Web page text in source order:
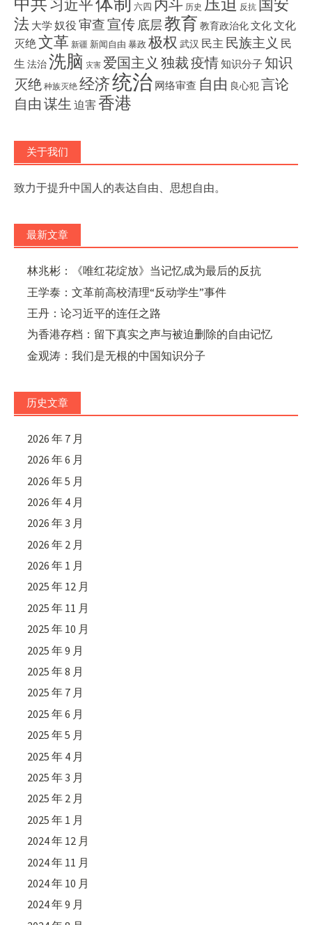
习近平 六四 内斗 历史 反抗 国安
法 大学 奴役 审查宣传底层教育 教育政治化文化文化
灭绝文革 新疆 新闻自由 暴政 极权 武汉 民主 民族主义 民
生 法治洗脑 灾害 爱国主义 独裁疫情知识分子 知识
灭绝 种族灭绝 经济统治 网络审查 自由 良心犯言论
自由 谋生 迫害香港
关于我们
致力于提升中国人的表达自由、思想自由。
最新文章
林兆彬：《唯红花绽放》当记忆成为最后的反抗
王学泰：文革前高校清理“反动学生”事件
王丹：论习近平的连任之路
为香港存档：留下真实之声与被迫删除的自由记忆
金观涛：我们是无根的中国知识分子
历史文章
2026 年 7 月
2026 年 6 月
2026 年 5 月
2026 年 4 月
2026 年 3 月
2026 年 2 月
2026 年 1 月
2025 年 12 月
2025 年 11 月
2025 年 10 月
2025 年 9 月
2025 年 8 月
2025 年 7 月
2025 年 6 月
2025 年 5 月
2025 年 4 月
2025 年 3 月
2025 年 2 月
2025 年 1 月
2024 年 12 月
2024 年 11 月
2024 年 10 月
2024 年 9 月